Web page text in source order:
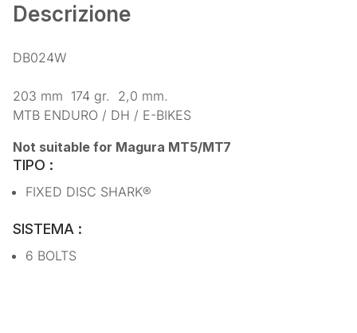
Descrizione
DB024W
203 mm 174 gr.
2,0 mm.
MTB ENDURO / DH / E-BIKES
Not suitable for Magura MT5/MT7
TIPO :
FIXED DISC SHARK®
SISTEMA :
6 BOLTS